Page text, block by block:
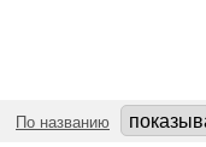
По названию